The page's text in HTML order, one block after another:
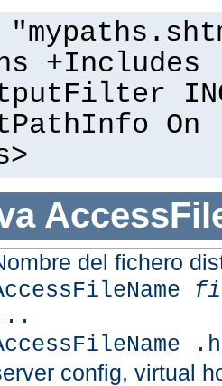
+Includes
On
del fichero
config, virtual